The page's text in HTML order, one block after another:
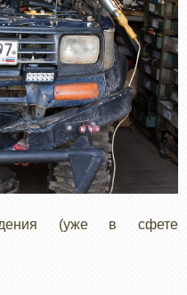
(уже в сфете